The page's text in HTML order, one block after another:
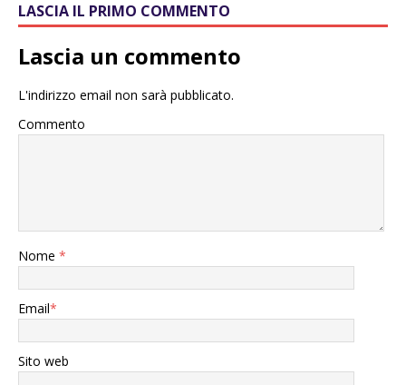
LASCIA IL PRIMO COMMENTO
Lascia un commento
L'indirizzo email non sarà pubblicato.
Commento
Nome *
Email*
Sito web